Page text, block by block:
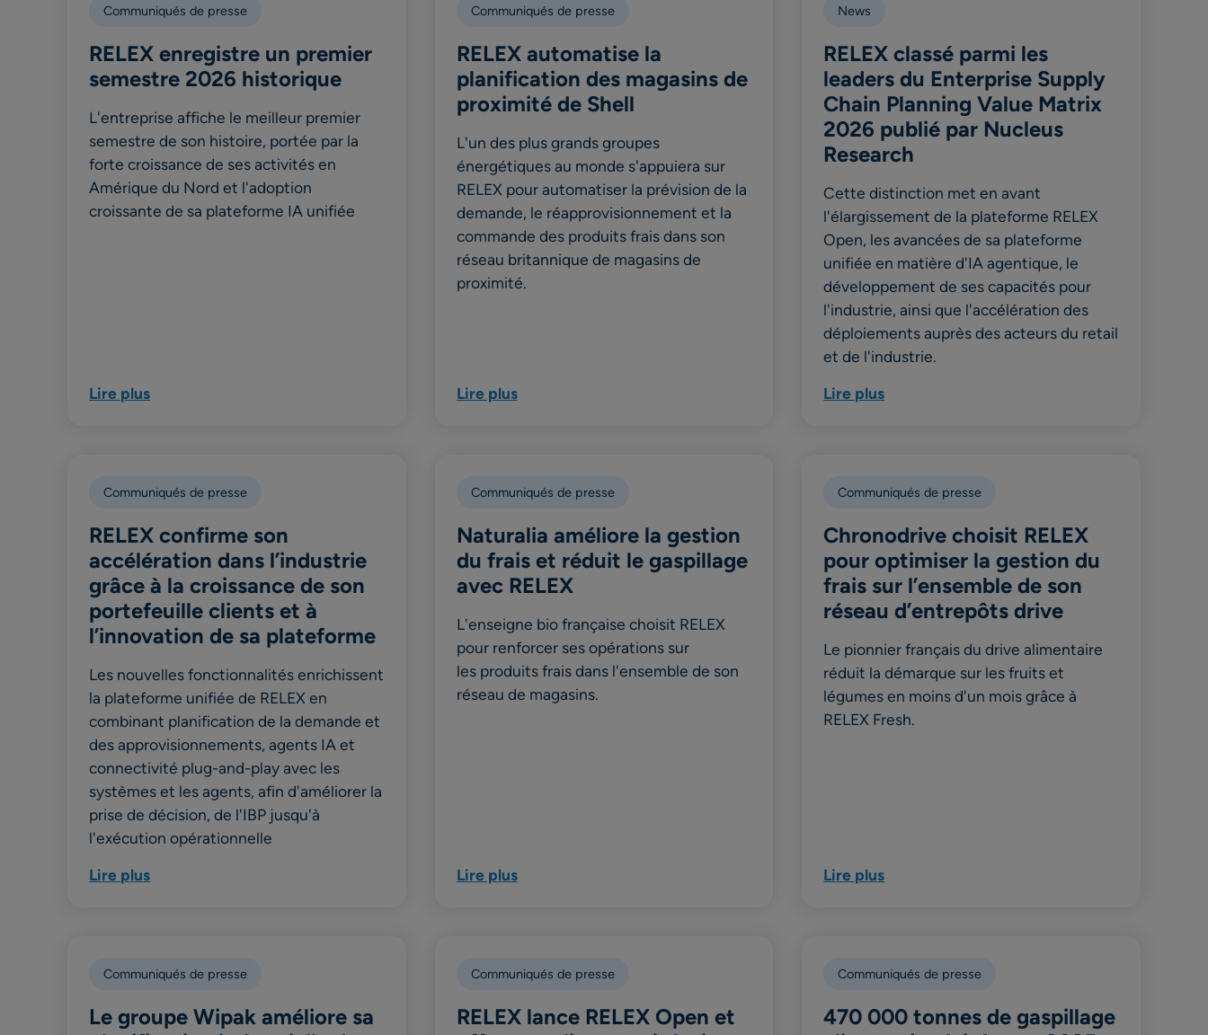
Communiqués de presse
RELEX enregistre un premier
semestre 2026 historique
L'entreprise affiche le meilleur premier
semestre de son histoire, portée par la
forte croissance de ses activités en
Amérique du Nord et l'adoption
croissante de sa plateforme IA unifiée
Lire plus
Communiqués de presse
RELEX automatise la
planification des magasins de
proximité de Shell
L'un des plus grands groupes
énergétiques au monde s'appuiera sur
RELEX pour automatiser la prévision de la
demande, le réapprovisionnement et la
commande des produits frais dans son
réseau britannique de magasins de
proximité.
Lire plus
News
RELEX classé parmi les
leaders du Enterprise Supply
Chain Planning Value Matrix
2026 publié par Nucleus
Research
Cette distinction met en avant
l'élargissement de la plateforme RELEX
Open, les avancées de sa plateforme
unifiée en matière d'IA agentique, le
développement de ses capacités pour
l'industrie, ainsi que l'accélération des
déploiements auprès des acteurs du retail
et de l'industrie.
Lire plus
Communiqués de presse
RELEX confirme son
accélération dans l’industrie
grâce à la croissance de son
portefeuille clients et à
l’innovation de sa plateforme
Les nouvelles fonctionnalités enrichissent
la plateforme unifiée de RELEX en
combinant planification de la demande et
des approvisionnements, agents IA et
connectivité plug-and-play avec les
systèmes et les agents, afin d'améliorer la
prise de décision, de l'IBP jusqu'à
l'exécution opérationnelle
Lire plus
Communiqués de presse
Naturalia améliore la gestion
du frais et réduit le gaspillage
avec RELEX
L'enseigne bio française choisit RELEX
pour renforcer ses opérations sur
les produits frais dans l'ensemble de son
réseau de magasins.
Lire plus
Communiqués de presse
Chronodrive choisit RELEX
pour optimiser la gestion du
frais sur l’ensemble de son
réseau d’entrepôts drive
Le pionnier français du drive alimentaire
réduit la démarque sur les fruits et
légumes en moins d'un mois grâce à
RELEX Fresh.
Lire plus
Communiqués de presse
Le groupe Wipak améliore sa
Communiqués de presse
RELEX lance RELEX Open et
Communiqués de presse
470 000 tonnes de gaspillage